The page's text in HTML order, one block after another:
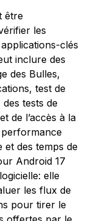
être
les
clés
inclure des
des Bulles,
test de
tests de
de l’accès à la
performance
et des temps de
Android 17
elle
les flux de
pour tirer le